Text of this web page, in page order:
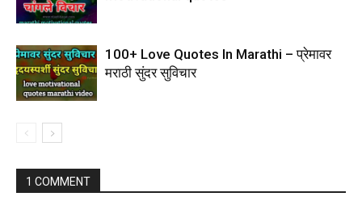
100+ Love Quotes In Marathi – प्रेमावर
मराठी सुंदर सुविचार
1 COMMENT